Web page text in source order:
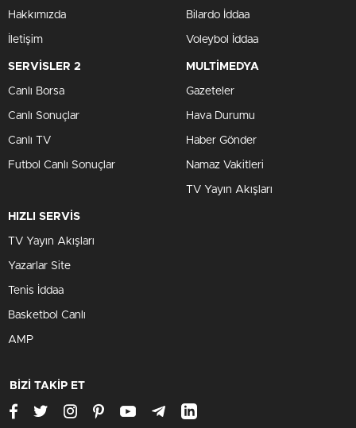
Hakkımızda
İletişim
Bilardo İddaa
Voleybol İddaa
SERVİSLER 2
Canlı Borsa
Canlı Sonuçlar
Canlı TV
Futbol Canlı Sonuçlar
MULTİMEDYA
Gazeteler
Hava Durumu
Haber Gönder
Namaz Vakitleri
TV Yayın Akışları
HIZLI SERVİS
TV Yayın Akışları
Yazarlar Site
Tenis İddaa
Basketbol Canlı
AMP
BİZİ TAKİP ET